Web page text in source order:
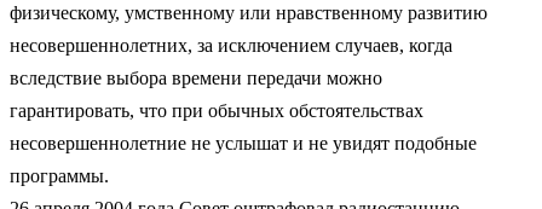
физическому, умственному или нравственному развитию
несовершеннолетних, за исключением случаев, когда
вследствие выбора времени передачи можно
гарантировать, что при обычных обстоятельствах
несовершеннолетние не услышат и не увидят подобные
программы.